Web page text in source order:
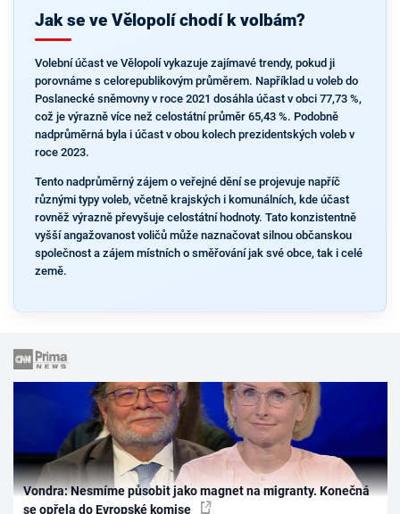
Jak se ve Vělopolí chodí k volbám?
Volební účast ve Vělopolí vykazuje zajímavé trendy, pokud ji
porovnáme s celorepublikovým průměrem. Například u voleb do
Poslanecké sněmovny v roce 2021 dosáhla účast v obci 77,73 %,
což je výrazně více než celostátní průměr 65,43 %. Podobně
nadprůměrná byla i účast v obou kolech prezidentských voleb v
roce 2023.
Tento nadprůměrný zájem o veřejné dění se projevuje napříč
různými typy voleb, včetně krajských i komunálních, kde účast
rovněž výrazně převyšuje celostátní hodnoty. Tato konzistentně
vyšší angažovanost voličů může naznačovat silnou občanskou
společnost a zájem místních o směřování jak své obce, tak i celé
země.
Vondra: Nesmíme působit jako magnet na migranty. Konečná
se opřela do Evropské komise